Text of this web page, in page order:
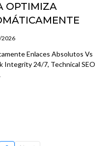
OPTIMIZA
2026
Enlaces Absolutos Vs
Integrity 24/7, Technical SEO